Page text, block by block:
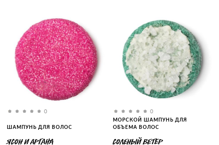
0
ШАМПУНЬ ДЛЯ ВОЛОС
ЯСОН И АРГАНА
0
МОРСКОЙ ШАМПУНЬ ДЛЯ
ОБЪЕМА ВОЛОС
СОЛЕНЫЙ ВЕТЕР